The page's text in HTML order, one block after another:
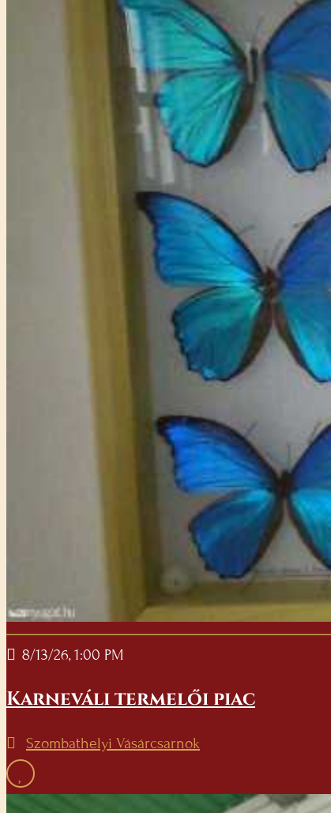
8/13/26, 1:00 PM
Karneváli termelői piac
Szombathelyi Vásárcsarnok